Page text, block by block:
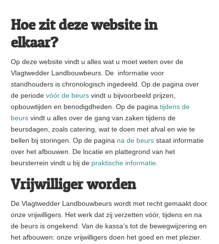
Hoe zit deze website in
elkaar?
Op deze website vindt u alles wat u moet weten over de
Vlagtwedder Landbouwbeurs. De informatie voor
standhouders is chronologisch ingedeeld. Op de pagina over
de periodevóór de beurs vindt u bijvoorbeeld prijzen,
opbouwtijden en benodigdheden. Op de paginatijdens de
beurs vindt u alles over de gang van zaken tijdens de
beursdagen, zoals catering, wat te doen met afval en wie te
bellen bij storingen. Op de pagina na de beurs staat informatie
over het afbouwen. De locatie en plattegrond van het
beursterrein vindt u bij de praktische informatie
Vrijwilliger worden
De Vlagtwedder Landbouwbeurs wordt met recht gemaakt door
onze vrijwilligers. Het werk dat zij verzetten vóór, tijdens en na
de beurs is ongekend. Van de kassa’s tot de bewegwijzering en
het afbouwen: onze vrijwilligers doen het goed en met plezier.